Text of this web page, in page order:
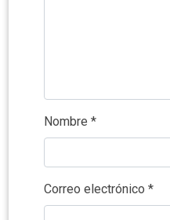
Nombre *
Correo electrónico *